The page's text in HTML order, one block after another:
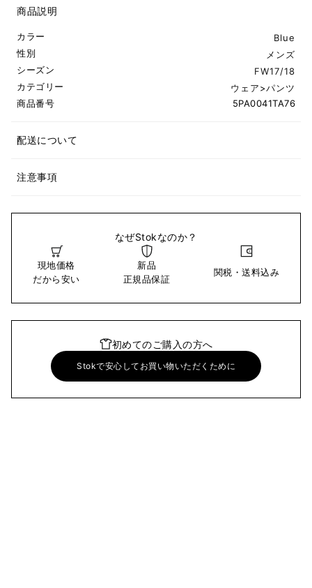
商品説明
カラー
Blue
性別
メンズ
シーズン
FW17/18
カテゴリー
ウェア>パンツ
商品番号
5PA0041TA76
配送について
注意事項
なぜStokなのか？
現地価格
だから安い
新品
正規品保証
関税・送料込み
初めてのご購入の方へ
Stokで安心してお買い物いただくために